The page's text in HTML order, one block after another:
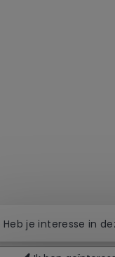
Heb je interesse in